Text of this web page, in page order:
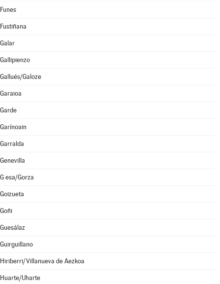
Funes
Fustiñana
Galar
Gallipienzo
Gallués/Galoze
Garaioa
Garde
Garínoain
Garralda
Genevilla
G esa/Gorza
Goizueta
Goñi
Guesálaz
Guirguillano
Hiriberri/Villanueva de Aezkoa
Huarte/Uharte